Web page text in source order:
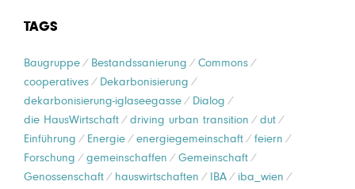
TAGS
Baugruppe Bestandssanierung
Commons
cooperatives
Dekarbonisierung
dekarbonisierung-iglaseegasse
Dialog
die HausWirtschaft
driving urban transition
dut
Einführung
Energie energiegemeinschaft
feiern
Forschung
gemeinschaffen
Gemeinschaft
Genossenschaft
hauswirtschaften IBA
iba_wien